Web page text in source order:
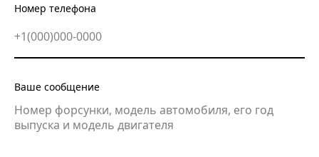
Номер телефона
+7
Ваше сообщение